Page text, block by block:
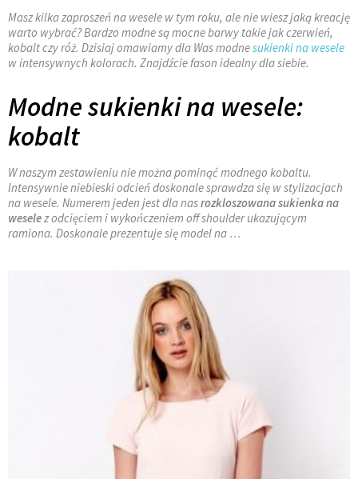
Masz kilka zaproszeń na wesele w tym roku, ale nie wiesz jaką kreację
warto wybrać? Bardzo modne są mocne barwy takie jak czerwień,
kobalt czy róż. Dzisiaj omawiamy dla Was modnesukienki na wesele
w intensywnych kolorach. Znajdźcie fason idealny dla siebie.
Modne sukienki na wesele:
kobalt
W naszym zestawieniu nie można pominąć modnego kobaltu.
Intensywnie niebieski odcień doskonale sprawdza się w stylizacjach
na wesele. Numerem jeden jest dla nasrozkloszowana sukienka na
weselez odcięciem i wykończeniem off shoulder ukazującym
ramiona. Doskonale prezentuje się model na …